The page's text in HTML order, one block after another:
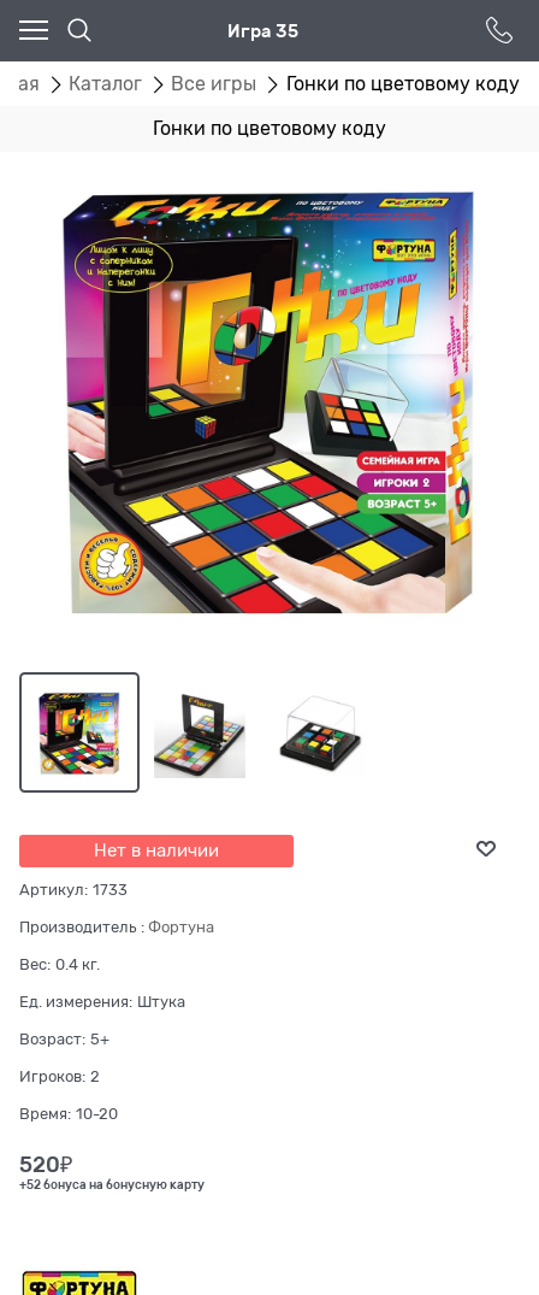
Игра 35
Каталог Все игры Гонки по цветовому коду
Гонки по цветовому коду
Нет в наличии
Артикул: 1733
Производитель : Фортуна
Вес: 0.4 кг.
Ед. измерения: Штука
Возраст: 5+
Игроков: 2
Время: 10-20
520₽
+52 бонуса на бонусную карту